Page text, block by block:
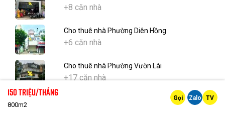
+8 căn nhà
Cho thuê nhà Phường Diên Hồng
+6 căn nhà
Cho thuê nhà Phường Vườn Lài
+17 căn nhà
150 Triệu/tháng
800m2
Gọi Zalo TV